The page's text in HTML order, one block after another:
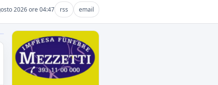
2026 ore 04:47 rss email